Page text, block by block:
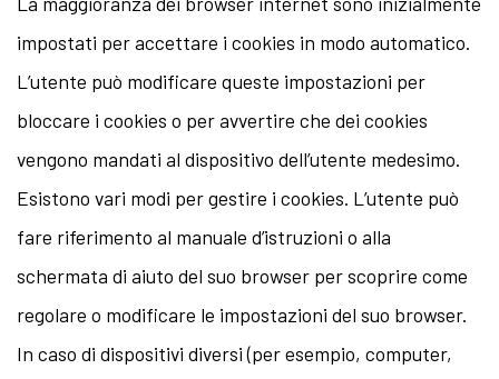
impostati per accettare i cookies in modo automatico.
L’utente può modificare queste impostazioni per
bloccare i cookies o per avvertire che dei cookies
vengono mandati al dispositivo dell’utente medesimo.
Esistono vari modi per gestire i cookies. L’utente può
fare riferimento al manuale d’istruzioni o alla
schermata di aiuto del suo browser per scoprire come
regolare o modificare le impostazioni del suo browser.
In caso di dispositivi diversi (per esempio, computer,